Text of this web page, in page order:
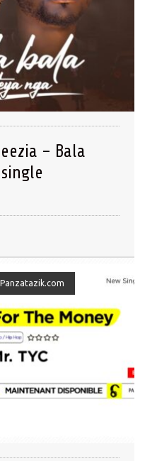
– Bala
Panzatazik.com